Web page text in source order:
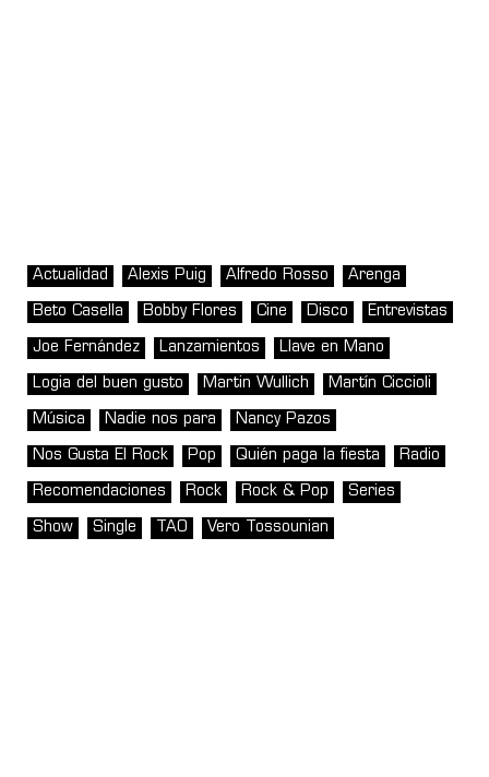
Actualidad Alexis Puig Alfredo Rosso Arenga
Beto Casella Bobby Flores Cine Disco Entrevistas
Joe Fernández Lanzamientos Llave en Mano
Logia del buen gusto Martin Wullich Martín Ciccioli
Música Nadie nos para Nancy Pazos
Nos Gusta El Rock Pop Quién paga la fiesta Radio
Recomendaciones Rock Rock & Pop Series
Show Single TAO Vero Tossounian